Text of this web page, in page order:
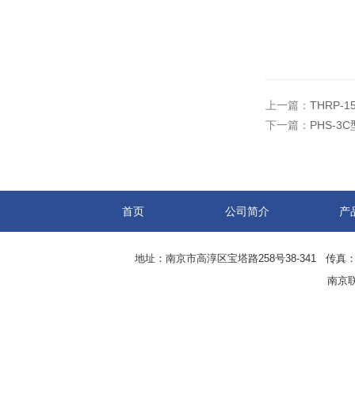
上一篇： THRP-
下一篇： PHS-3C
首页 公司简介 产
地址：南京市高淳区宝塔路258号38-341 传真
南京